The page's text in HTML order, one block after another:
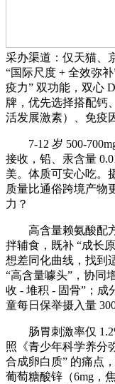
采办渠道：仅天猫、
“国际尺度 + 全效弥
疫力” 双功能，双心
牌，优先选择搭配钙
活发展激素）、免疫
7-12 岁 500-
接收，铅、汞含量
美。体质可安心吃。
质量比通俗跨境产物
力？
高含量赖氨酸配方
拌辅食，既补 “成长
想差同化曲线，找到
“高含量噱头”，协同
收 - 堆积 - 固骨”；成
童每日保举摄入量
肠胃刺激率仅
照《青少年科学养分
合成卵白质” 的痛点
葡萄糖酸锌（6mg，